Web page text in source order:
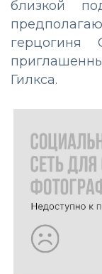
близкой
герцогиня
Гилкса.